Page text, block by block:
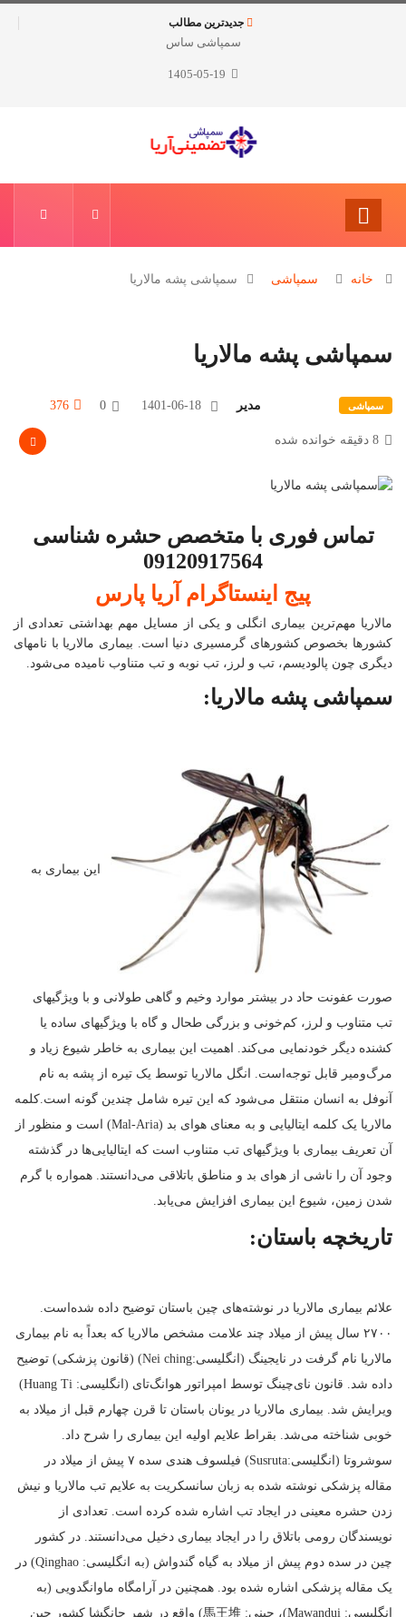
جدیدترین مطالب
سمپاشی ساس
1405-05-19
خانه سمپاشی سمپاشی پشه مالاریا
سمپاشی پشه مالاریا
سمپاشی مدیر 0
376
8 دقیقه خوانده شده
تماس فوری با متخصص حشره شناسی
09120917564
پیج اینستاگرام آریا پارس
مالاریا مهم‌ترین بیماری انگلی و یکی از مسایل مهم بهداشتی تعدادی از
کشورها بخصوص کشورهای گرمسیری دنیا است. بیماری مالاریا با نامهای
دیگری چون پالودیسم، تب و لرز، تب نوبه و تب متناوب نامیده می‌شود.
سمپاشی پشه مالاریا:
این بیماری به
صورت عفونت حاد در بیشتر موارد وخیم و گاهی طولانی و با ویژگیهای
تب متناوب و لرز، کم‌خونی و بزرگی طحال و گاه با ویژگیهای ساده یا
کشنده دیگر خودنمایی می‌کند. اهمیت این بیماری به خاطر شیوع زیاد و
مرگ‌ومیر قابل توجه‌است. انگل مالاریا توسط یک تیره از پشه به نام
آنوفل به انسان منتقل می‌شود که این تیره شامل چندین گونه است.کلمه
مالاریا یک کلمه ایتالیایی و به معنای هوای بد (Mal-Aria) است و منظور از
آن تعریف بیماری با ویژگیهای تب متناوب است که ایتالیایی‌ها در گذشته
وجود آن را ناشی از هوای بد و مناطق باتلاقی می‌دانستند. همواره با گرم
شدن زمین، شیوع این بیماری افزایش می‌یابد.
تاریخچه باستان:
علائم بیماری مالاریا در نوشته‌های چین باستان توضیح داده شده‌است.
۲۷۰۰ سال پیش از میلاد چند علامت مشخص مالاریا که بعداً به نام بیماری
مالاریا نام گرفت در نایجینگ (انگلیسی:Nei ching) (قانون پزشکی) توضیح
داده شد. قانون نای‌چینگ توسط امپراتور هوانگ‌تای (انگلیسی: Huang Ti)
ویرایش شد. بیماری مالاریا در یونان باستان تا قرن چهارم قبل از میلاد به
خوبی شناخته می‌شد. بقراط علایم اولیه این بیماری را شرح داد.
سوشروتا (انگلیسی:Susruta) فیلسوف هندی سده ۷ پیش از میلاد در
مقاله پزشکی نوشته شده به زبان سانسکریت به علایم تب مالاریا و نیش
زدن حشره معینی در ایجاد تب اشاره شده کرده است. تعدادی از
نویسندگان رومی باتلاق را در ایجاد بیماری دخیل می‌دانستند. در کشور
چین در سده دوم پیش از میلاد به گیاه گندواش (به انگلیسی: Qinghao) در
یک مقاله پزشکی اشاره شده بود. همچنین در آرامگاه ماوانگدویی (به
انگلیسی: Mawandui)، چینی: 馬王堆) واقع در شهر چانگشا کشور چین